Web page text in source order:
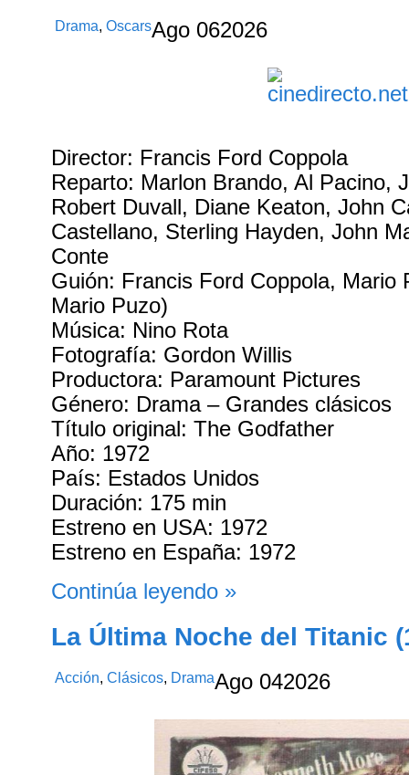
Drama,OscarsAgo 062026
Director: Francis Ford Coppola
Reparto: Marlon Brando, Al Pacino,
Robert Duvall, Diane Keaton, John
Castellano, Sterling Hayden, John
Conte
Guión: Francis Ford Coppola, Mario
Mario Puzo)
Música: Nino Rota
Fotografía: Gordon Willis
Productora: Paramount Pictures
Género: Drama – Grandes clásicos
Título original: The Godfather
Año: 1972
País: Estados Unidos
Duración: 175 min
Estreno en USA: 1972
Estreno en España: 1972
Continúa leyendo »
La Última Noche del Titanic
Acción,Clásicos, DramaAgo 042026